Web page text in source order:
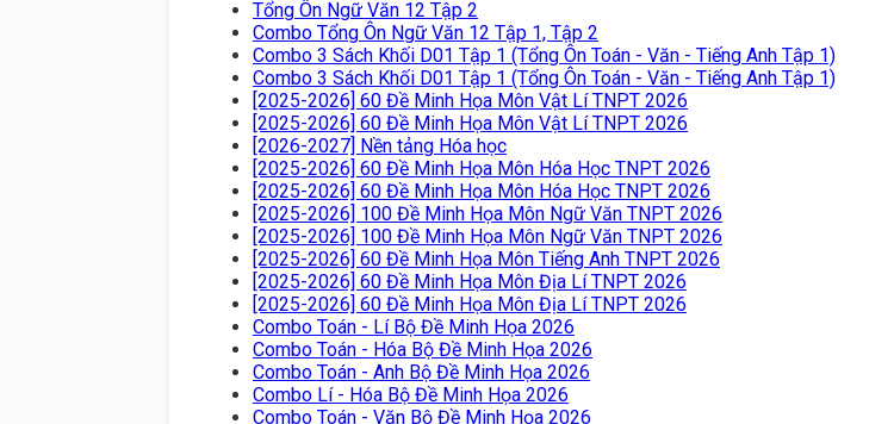
Tổng Ôn Ngữ Văn 12 Tập 2
Combo Tổng Ôn Ngữ Văn 12 Tập 1, Tập 2
Combo 3 Sách Khối D01 Tập 1 (Tổng Ôn Toán - Văn - Tiếng Anh Tập 1)
Combo 3 Sách Khối D01 Tập 1 (Tổng Ôn Toán - Văn - Tiếng Anh Tập 1)
[2025-2026] 60 Đề Minh Họa Môn Vật Lí TNPT 2026
[2025-2026] 60 Đề Minh Họa Môn Vật Lí TNPT 2026
[2026-2027] Nền tảng Hóa học
[2025-2026] 60 Đề Minh Họa Môn Hóa Học TNPT 2026
[2025-2026] 60 Đề Minh Họa Môn Hóa Học TNPT 2026
[2025-2026] 100 Đề Minh Họa Môn Ngữ Văn TNPT 2026
[2025-2026] 100 Đề Minh Họa Môn Ngữ Văn TNPT 2026
[2025-2026] 60 Đề Minh Họa Môn Tiếng Anh TNPT 2026
[2025-2026] 60 Đề Minh Họa Môn Địa Lí TNPT 2026
[2025-2026] 60 Đề Minh Họa Môn Địa Lí TNPT 2026
Combo Toán - Lí Bộ Đề Minh Họa 2026
Combo Toán - Hóa Bộ Đề Minh Họa 2026
Combo Toán - Anh Bộ Đề Minh Họa 2026
Combo Lí - Hóa Bộ Đề Minh Họa 2026
Combo Toán - Văn Bộ Đề Minh Họa 2026